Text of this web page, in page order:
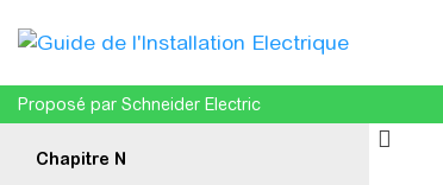
Proposé par Schneider Electric
Chapitre N